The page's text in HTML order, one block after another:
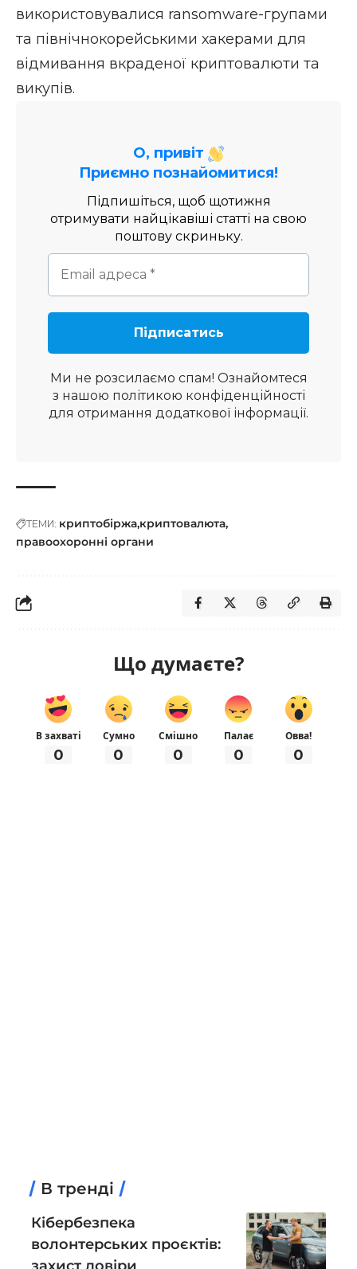
використовувалися ransomware-групами
та північнокорейськими хакерами для
відмивання вкраденої криптовалюти та
викупів.
О, привіт
Приємно познайомитися!
Підпишіться, щоб щотижня
отримувати найцікавіші статті на свою
поштову скриньку.
Ми не розсилаємо спам! Ознайомтеся
з нашою політикою конфіденційності
для отримання додаткової інформації.
ТЕМИ: криптобіржа криптовалюта
правоохоронні органи
Що думаєте?
В захваті
0
Сумно
0
Смішно
0
Палає
0
Овва!
0
В тренді
Кібербезпека
волонтерських проєктів: